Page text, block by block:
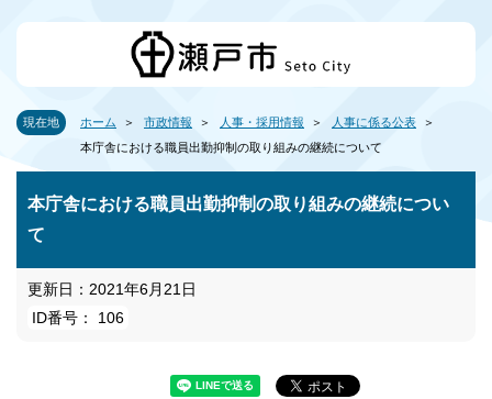
現在地 ホーム 市政情報 人事・採用情報
人事に係る公表
本庁舎における職員出勤抑制の取り組みの継続について
本庁舎における職員出勤抑制の取り組みの継続につい
て
更新日：2021年6月21日
ID番号： 106